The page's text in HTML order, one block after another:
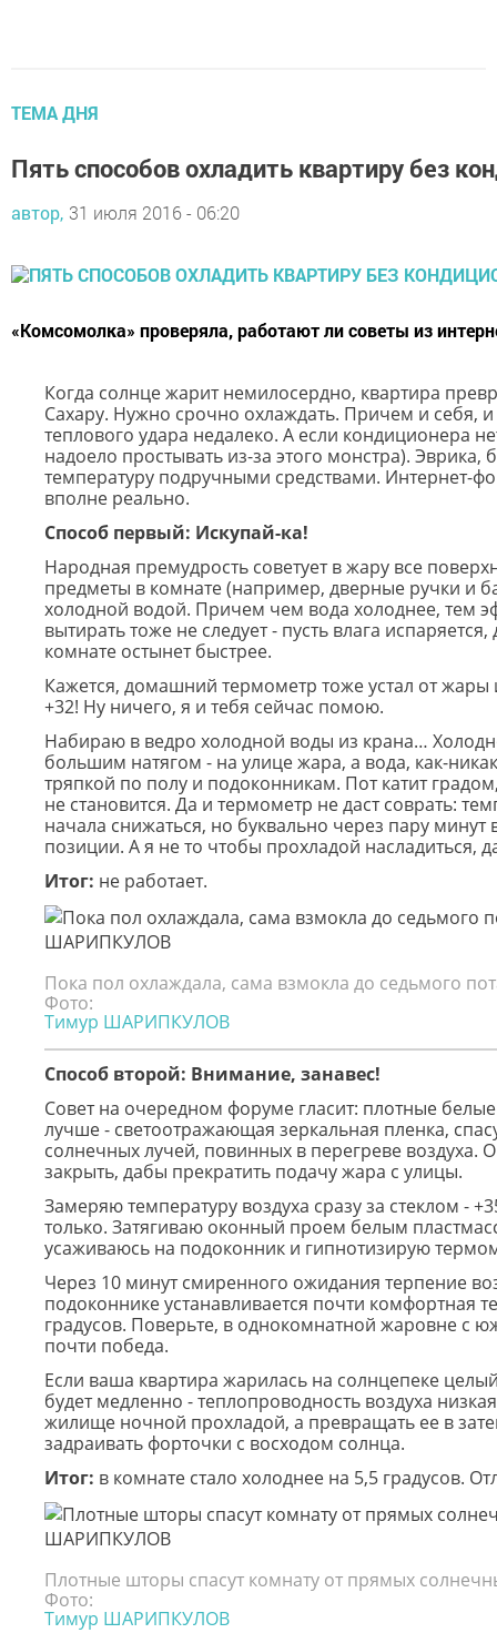
ТЕМА ДНЯ
Пять способов охладить квартиру без
автор, 31 июля 2016 - 06:20
«Комсомолка» проверяла, работают ли советы из
Когда солнце жарит немилосердно, квартира
Сахару. Нужно срочно охлаждать. Причем и себя,
теплового удара недалеко. А если кондиционера
надоело простывать из-за этого монстра). Эврика,
температуру подручными средствами. Интернет-
вполне реально.
Способ первый: Искупай-ка!
Народная премудрость советует в жару все
предметы в комнате (например, дверные ручки и
холодной водой. Причем чем вода холоднее, тем
вытирать тоже не следует - пусть влага испаряется,
комнате остынет быстрее.
Кажется, домашний термометр тоже устал от жары
+32! Ну ничего, я и тебя сейчас помою.
Набираю в ведро холодной воды из крана…
большим натягом - на улице жара, а вода, как-
тряпкой по полу и подоконникам. Пот катит
не становится. Да и термометр не даст соврать:
начала снижаться, но буквально через пару минут
позиции. А я не то чтобы прохладой насладиться,
Итог: не работает.
Пока пол охлаждала, сама взмокла до седьмого
Фото:
Тимур ШАРИПКУЛОВ
Способ второй: Внимание, занавес!
Совет на очередном форуме гласит: плотные
лучше - светоотражающая зеркальная пленка,
солнечных лучей, повинных в перегреве воздуха.
закрыть, дабы прекратить подачу жара с улицы.
Замеряю температуру воздуха сразу за стеклом -
только. Затягиваю оконный проем белым
усаживаюсь на подоконник и гипнотизирую
Через 10 минут смиренного ожидания терпение
подоконнике устанавливается почти комфортная
градусов. Поверьте, в однокомнатной жаровне с
почти победа.
Если ваша квартира жарилась на солнцепеке
будет медленно - теплопроводность воздуха
жилище ночной прохладой, а превращать ее в
задраивать форточки с восходом солнца.
Итог: в комнате стало холоднее на 5,5 градусов.
Плотные шторы спасут комнату от прямых
Фото:
Тимур ШАРИПКУЛОВ